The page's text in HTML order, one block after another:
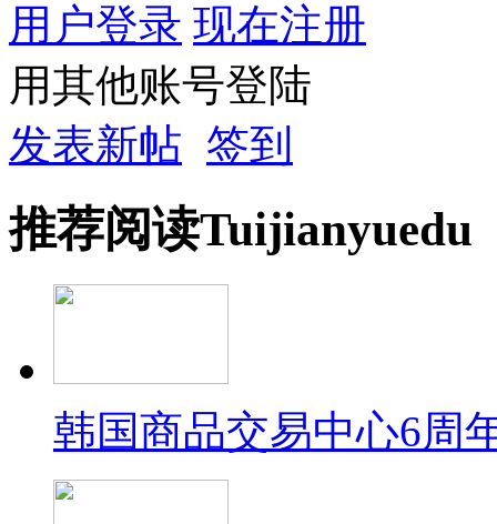
用户登录 现在注册
用其他账号登陆
发表新帖 签到
推荐阅读Tuijianyuedu
韩国商品交易中心6周